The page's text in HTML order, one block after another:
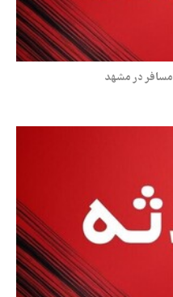
در مشهد